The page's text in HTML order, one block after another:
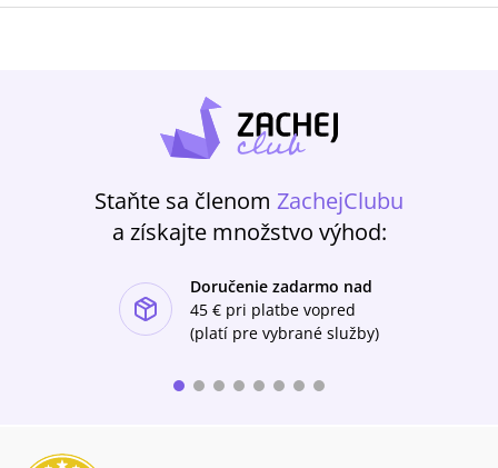
muža pevných zásad, pracovitého športovca,
Staňte sa členom ZachejClubu
a získajte množstvo výhod:
Doručenie zadarmo nad
45 € pri platbe vopred
(platí pre vybrané služby)